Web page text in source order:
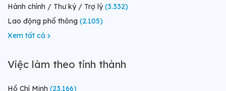
Hành chính / Thư ký / Trợ lý (3.332)
Lao động phổ thông (2.105)
Xem tất cả
Việc làm theo tỉnh thành
Hồ Chí Minh (23.166)